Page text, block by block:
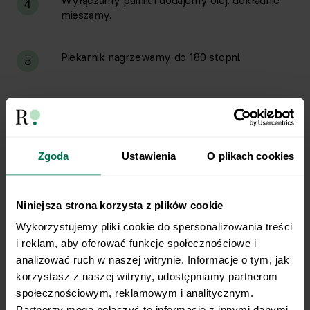
Zgoda Ustawienia O plikach cookies
Niniejsza strona korzysta z plików cookie
Wykorzystujemy pliki cookie do spersonalizowania treści
i reklam, aby oferować funkcje społecznościowe i
analizować ruch w naszej witrynie. Informacje o tym, jak
korzystasz z naszej witryny, udostępniamy partnerom
społecznościowym, reklamowym i analitycznym.
4
mieszamy.
5 Piekarnik nagrzewamy do 180 stopni.
6
Rybę rozdrabniamy widelcem i doprawiamy do
Jajka rozkłócamy. Obtaczamy pulpeciki w
jajku, następnie w bułce.
8
Pulpeciki układamy na blaszcze wyłożonej
papierem do pieczenia i pieczemy przez ok 20-
25 minut.
9 Zupę podajemy z pulpecikami.